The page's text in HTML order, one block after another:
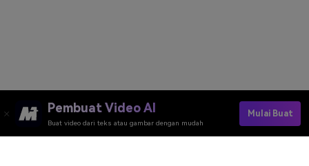
Pembuat Video AI
Buat video dari teks atau gambar dengan mudah
Mulai Buat